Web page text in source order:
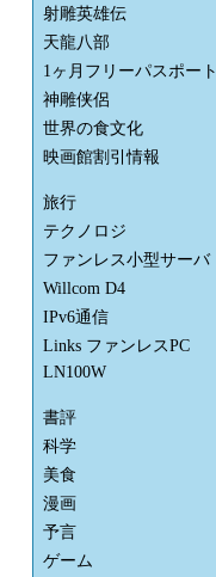
射雕英雄伝
天龍八部
1ヶ月フリーパスポート
神雕侠侶
世界の食文化
映画館割引情報
旅行
テクノロジ
ファンレス小型サーバ
Willcom D4
IPv6通信
Links ファンレスPC
LN100W
書評
科学
美食
漫画
予言
ゲーム